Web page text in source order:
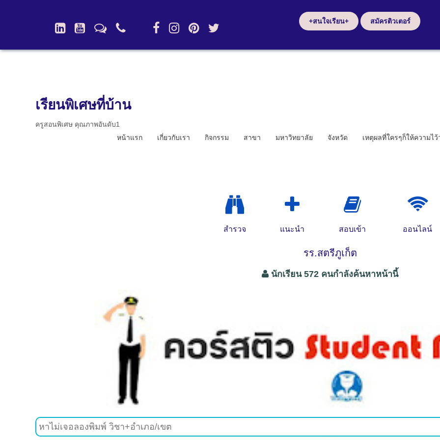
+สนใจเรียน+ สมัครติวเตอร์
เรียนพิเศษที่บ้าน
ครูสอนพิเศษ คุณภาพอันดับ1
หน้าแรก
เกี่ยวกับเรา กิจกรรม สาขา มหาวิทยาลัย จังหวัด เหตุผลที่ใครๆก็ให้ความไว้
สำรวจ แนะนำ สอบเข้า ออนไลน์
รร.สตรีภูเก็ต
นักเรียน 572 คนกำลังค้นหาหน้านี้